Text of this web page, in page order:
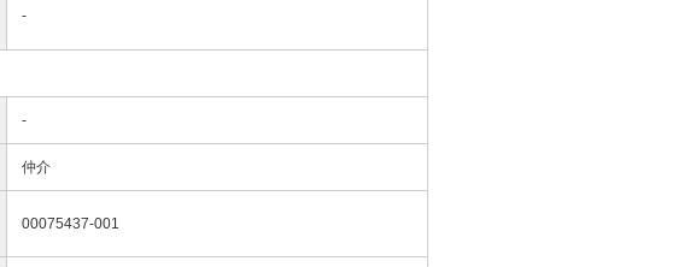
-
-
仲介
00075437-001